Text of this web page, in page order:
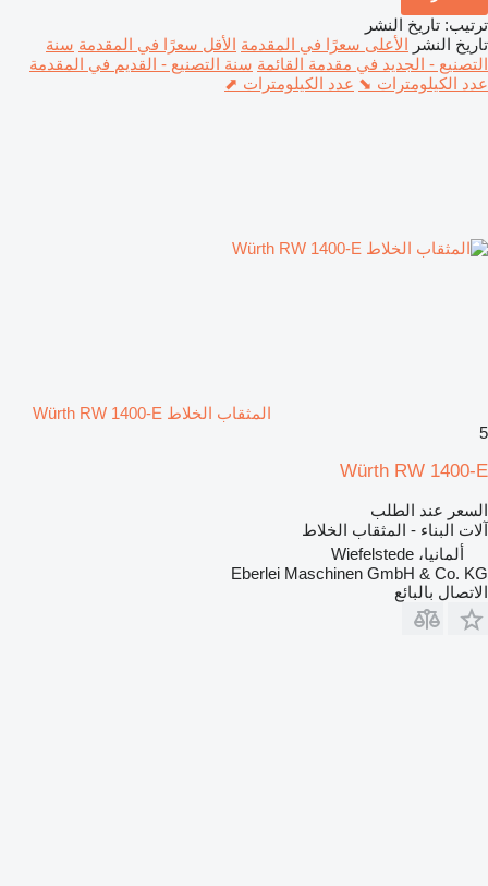
ترتيب: تاريخ النشر
تاريخ النشر الأعلى سعرًا في المقدمة الأقل سعرًا في المقدمة سنة
التصنيع - الجديد في مقدمة القائمة سنة التصنيع - القديم في المقدمة
عدد الكيلومترات ⬊ عدد الكيلومترات ⬈
المثقاب الخلاط Würth RW 1400-E
5
Würth RW 1400-E
السعر عند الطلب
آلات البناء - المثقاب الخلاط
ألمانيا، Wiefelstede
Eberlei Maschinen GmbH & Co. KG
الاتصال بالبائع